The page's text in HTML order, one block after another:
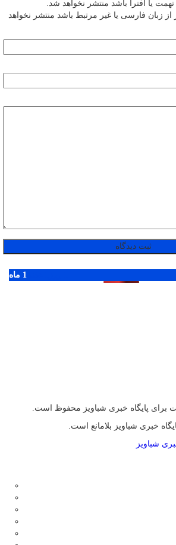
یا افترا باشد منتشر نخواهد شد.
از زبان فارسی یا غیر مرتبط باشد منتشر نخواهد
1 ماه
برای پایگاه خبری شباویز محفوظ است.
خبری شباویز بلامانع است.
شباویز